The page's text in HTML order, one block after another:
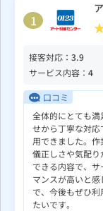
1
接客対応： 3.9
サービス内容： 4
口コミ
全体的にとても
せから丁寧な対
用できました。
儀正しさや気配
できる内容で、
マンスが高いと
で、今後もぜひ
たいです。